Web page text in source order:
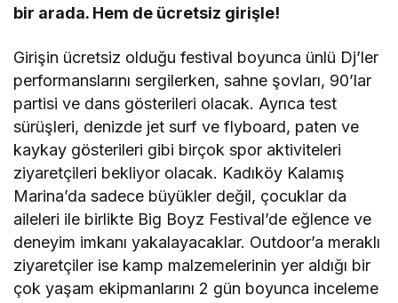
bir arada. Hem de ücretsiz girişle!
Girişin ücretsiz olduğu festival boyunca ünlü Dj’ler
performanslarını sergilerken, sahne şovları, 90’lar
partisi ve dans gösterileri olacak. Ayrıca test
sürüşleri, denizde jet surf ve flyboard, paten ve
kaykay gösterileri gibi birçok spor aktiviteleri
ziyaretçileri bekliyor olacak. Kadıköy Kalamış
Marina’da sadece büyükler değil, çocuklar da
aileleri ile birlikte Big Boyz Festival’de eğlence ve
deneyim imkanı yakalayacaklar. Outdoor’a meraklı
ziyaretçiler ise kamp malzemelerinin yer aldığı bir
çok yaşam ekipmanlarını 2 gün boyunca inceleme